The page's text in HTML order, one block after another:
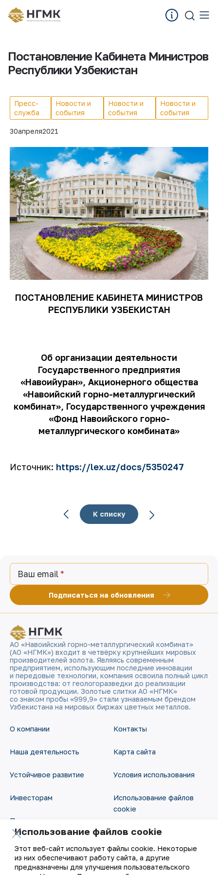
Постановление Кабинета Министров
Республики Узбекистан
Пресс-
служба
Новости и
события
Новости и
события
Новости и
события
30апреля2021
ПОСТАНОВЛЕНИЕ КАБИНЕТА МИНИСТРОВ
РЕСПУБЛИКИ УЗБЕКИСТАН
Об организации деятельности
Государственного предприятия
«Навоийуран», Акционерного общества
«Навоийский горно-металлургический
комбинат», Государственного учреждения
«Фонд Навоийского горно-
металлургического комбината»
Источник: https://lex.uz/docs/5350247
К списку
Ваш email
Подписаться на обновления
АО «Навоийский горно-металлургический комбинат»
(АО «НГМК») входит в четвёрку крупнейших мировых
производителей золота. Являясь современным
предприятием, использующим последние инновации
и передовые технологии, компания освоила полный цикл
производства: от геологоразведки до реализации
готовой продукции. Золотые слитки АО «НГМК»
со знаком пробы «999,9» стали узнаваемым брендом
Узбекистана на мировых биржах цветных металлов.
О компании
Наша деятельность
Устойчивое развитие
Инвесторам
Пресс-центр
Цифровое правительство
Контакты
Карта сайта
Условия использования
Использование файлов
cookie
Открытые данные
RSS - лента
Использование файлов cookie
Этот веб-сайт использует файлы cookie. Некоторые
из них обеспечивают работу сайта, а другие
предназначены для улучшения пользовательского